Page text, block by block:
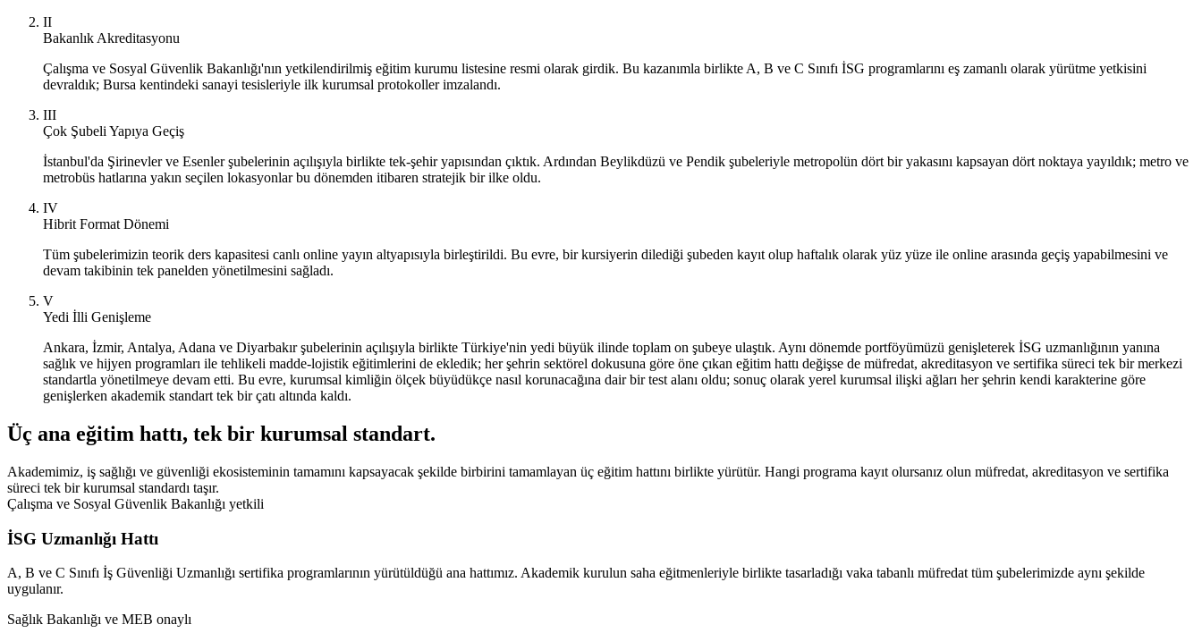
II
Bakanlık Akreditasyonu
Çalışma ve Sosyal Güvenlik Bakanlığı'nın yetkilendirilmiş eğitim kurumu listesine resmi olarak girdik. Bu kazanımla birlikte A, B ve C Sınıfı İSG programlarını eş zamanlı olarak yürütme yetkisini
devraldık; Bursa kentindeki sanayi tesisleriyle ilk kurumsal protokoller imzalandı.
III
Çok Şubeli Yapıya Geçiş
İstanbul'da Şirinevler ve Esenler şubelerinin açılışıyla birlikte tek-şehir yapısından çıktık. Ardından Beylikdüzü ve Pendik şubeleriyle metropolün dört bir yakasını kapsayan dört noktaya yayıldık; metro ve
metrobüs hatlarına yakın seçilen lokasyonlar bu dönemden itibaren stratejik bir ilke oldu.
IV
Hibrit Format Dönemi
Tüm şubelerimizin teorik ders kapasitesi canlı online yayın altyapısıyla birleştirildi. Bu evre, bir kursiyerin dilediği şubeden kayıt olup haftalık olarak yüz yüze ile online arasında geçiş yapabilmesini ve
devam takibinin tek panelden yönetilmesini sağladı.
V
Yedi İlli Genişleme
Ankara, İzmir, Antalya, Adana ve Diyarbakır şubelerinin açılışıyla birlikte Türkiye'nin yedi büyük ilinde toplam on şubeye ulaştık. Aynı dönemde portföyümüzü genişleterek İSG uzmanlığının yanına
sağlık ve hijyen programları ile tehlikeli madde-lojistik eğitimlerini de ekledik; her şehrin sektörel dokusuna göre öne çıkan eğitim hattı değişse de müfredat, akreditasyon ve sertifika süreci tek bir merkezi
standartla yönetilmeye devam etti. Bu evre, kurumsal kimliğin ölçek büyüdükçe nasıl korunacağına dair bir test alanı oldu; sonuç olarak yerel kurumsal ilişki ağları her şehrin kendi karakterine göre
genişlerken akademik standart tek bir çatı altında kaldı.
Üç ana eğitim hattı, tek bir kurumsal standart.
Akademimiz, iş sağlığı ve güvenliği ekosisteminin tamamını kapsayacak şekilde birbirini tamamlayan üç eğitim hattını birlikte yürütür. Hangi programa kayıt olursanız olun müfredat, akreditasyon ve sertifika
süreci tek bir kurumsal standardı taşır.
Çalışma ve Sosyal Güvenlik Bakanlığı yetkili
İSG Uzmanlığı Hattı
A, B ve C Sınıfı İş Güvenliği Uzmanlığı sertifika programlarının yürütüldüğü ana hattımız. Akademik kurulun saha eğitmenleriyle birlikte tasarladığı vaka tabanlı müfredat tüm şubelerimizde aynı şekilde
uygulanır.
Sağlık Bakanlığı ve MEB onaylı